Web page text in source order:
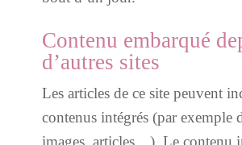
Contenu embarqué
d’autres sites
Les articles de ce site peuvent
contenus intégrés (par exemple
images, articles…). Le contenu